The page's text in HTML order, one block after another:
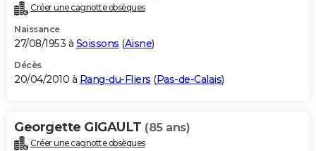
Créer une cagnotte obsèques
Naissance
27/08/1953 à Soissons (Aisne)
Décès
20/04/2010 à Rang-du-Fliers (Pas-de-Calais)
Georgette GIGAULT (85 ans)
Créer une cagnotte obsèques